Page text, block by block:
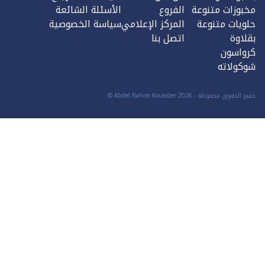
مخبوزات متنوعة
حلويات متنوعة
بقلاوة
كرواسون
شوكولاته
الفروع
المركز الإعلامي
اتصل بنا
الأسئلة الشائعة
سياسة الخصوصية
© Abdel Rahim Koueider2026 - جميع الحقوق محفوظة